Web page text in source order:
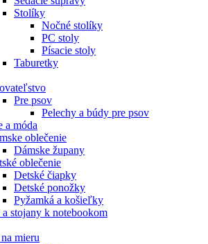
Stolíky
Nočné stolíky
PC stoly
Písacie stoly
Taburetky
Pre psov
Pelechy a búdy pre psov
a móda
oblečenie
Dámske župany
oblečenie
Detské čiapky
Detské ponožky
Pyžamká a košieľky
stojany k notebookom
mieru